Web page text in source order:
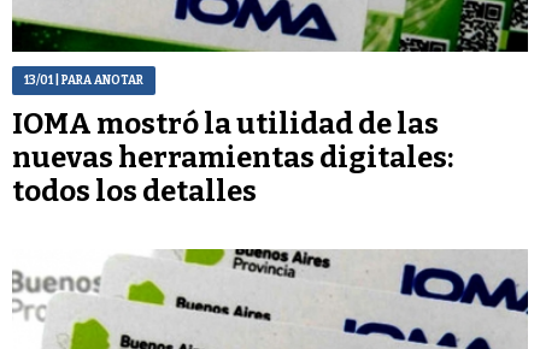
13/01| PARA ANOTAR
IOMA mostró la utilidad de las
nuevas herramientas digitales:
todos los detalles